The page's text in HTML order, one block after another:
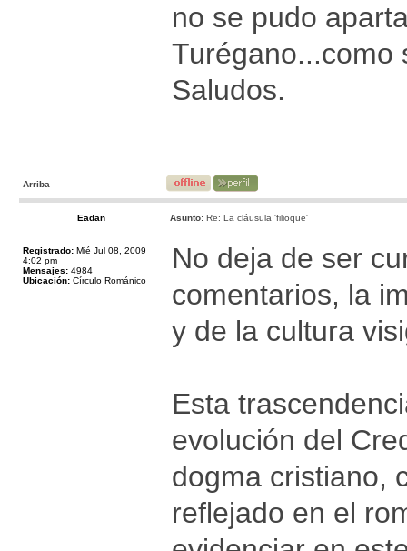
no se pudo
Turégano...como
Saludos.
Arriba
Eadan Asunto: Re: La cláusula 'filioque'
Registrado: Mié Jul 08, 2009
4:02 pm
Mensajes: 4984
Ubicación: Círculo Románico
No deja de ser
comentarios, la
y de la cultura
Esta
evolución del
dogma cristiano,
reflejado en el